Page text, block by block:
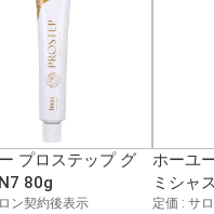
プロステップ グ
80g
ン契約後表示
ホーユ
ミシャ
定価 : サ